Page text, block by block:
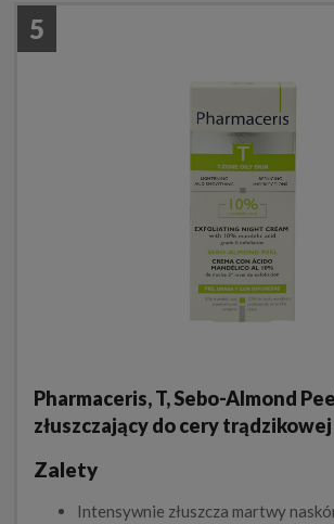
5
Pharmaceris, T, Sebo-Almond
złuszczający do cery trądzikowej
Zalety
Intensywnie złuszcza martwy